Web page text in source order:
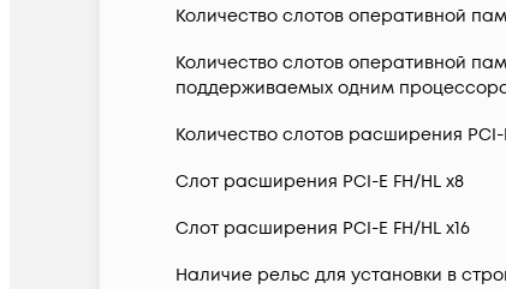
Количество слотов оперативной
Количество слотов оперативной
поддерживаемых одним
Количество слотов расширения PCI-
Слот расширения PCI-E FH/HL x8
Слот расширения PCI-E FH/HL x16
Наличие рельс для установки в